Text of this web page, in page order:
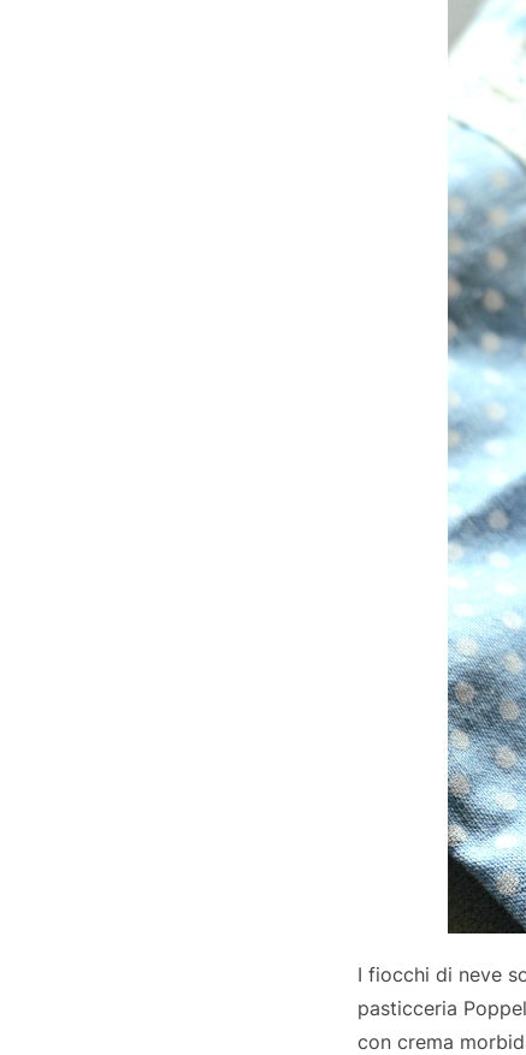
I fiocchi di neve
pasticceria
con crema